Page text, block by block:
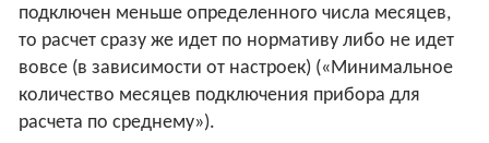
подключен меньше определенного числа месяцев,
то расчет сразу же идет по нормативу либо не идет
вовсе (в зависимости от настроек) («Минимальное
количество месяцев подключения прибора для
расчета по среднему»).